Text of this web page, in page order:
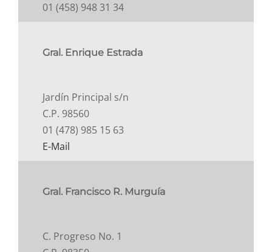
01 (458) 948 31 34
Gral. Enrique Estrada
Jardín Principal s/n
C.P. 98560
01 (478) 985 15 63
E-Mail
Gral. Francisco R. Murguía
C. Progreso No. 1